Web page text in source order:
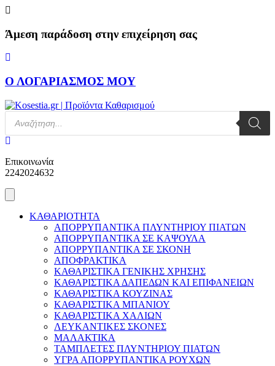
Skip
content
Άμεση παράδοση στην επιχείρηση σας
Ο ΛΟΓΑΡΙΑΣΜΟΣ ΜΟΥ
Products
search
Επικοινωνία
2242024632
ΚΑΘΑΡΙΟΤΗΤΑ
ΑΠΟΡΡΥΠΑΝΤΙΚΑ ΠΛΥΝΤΗΡΙΟΥ ΠΙΑΤΩΝ
ΑΠΟΡΡΥΠΑΝΤΙΚΑ ΣΕ ΚΑΨΟΥΛΑ
ΑΠΟΡΡΥΠΑΝΤΙΚΑ ΣΕ ΣΚΟΝΗ
ΑΠΟΦΡΑΚΤΙΚΑ
ΚΑΘΑΡΙΣΤΙΚΑ ΓΕΝΙΚΗΣ ΧΡΗΣΗΣ
ΚΑΘΑΡΙΣΤΙΚΑ ΔΑΠΕΔΩΝ ΚΑΙ ΕΠΙΦΑΝΕΙΩΝ
ΚΑΘΑΡΙΣΤΙΚΑ ΚΟΥΖΙΝΑΣ
ΚΑΘΑΡΙΣΤΙΚΑ ΜΠΑΝΙΟΥ
ΚΑΘΑΡΙΣΤΙΚΑ ΧΑΛΙΩΝ
ΛΕΥΚΑΝΤΙΚΕΣ ΣΚΟΝΕΣ
ΜΑΛΑΚΤΙΚΑ
ΤΑΜΠΛΕΤΕΣ ΠΛΥΝΤΗΡΙΟΥ ΠΙΑΤΩΝ
ΥΓΡΑ ΑΠΟΡΡΥΠΑΝΤΙΚΑ ΡΟΥΧΩΝ